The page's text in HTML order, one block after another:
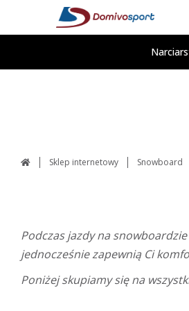
Sklep internetowy Snowboard
Podczas jazdy na
jednocześnie zapewnią Ci
Poniżej skupiamy się na